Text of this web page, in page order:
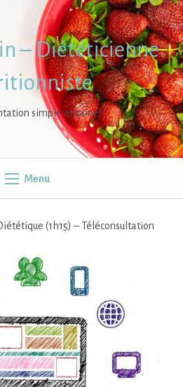
– Diététicienne
simple et saine!
Menu
(1h15) – Téléconsultation